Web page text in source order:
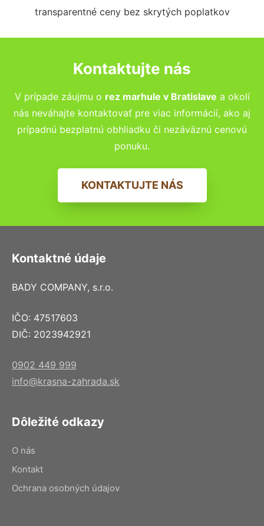
transparentné ceny bez skrytých poplatkov
Kontaktujte nás
V prípade záujmu o rez marhule v Bratislave a okolí
nás neváhajte kontaktovať pre viac informácií, ako aj
prípadnú bezplatnú obhliadku či nezáväznú cenovú
ponuku.
KONTAKTUJTE NÁS
Kontaktné údaje
BADY COMPANY, s.r.o.
IČO: 47517603
DIČ: 2023942921
0902 449 999
info@krasna-zahrada.sk
Dôležité odkazy
O nás
Kontakt
Ochrana osobných údajov